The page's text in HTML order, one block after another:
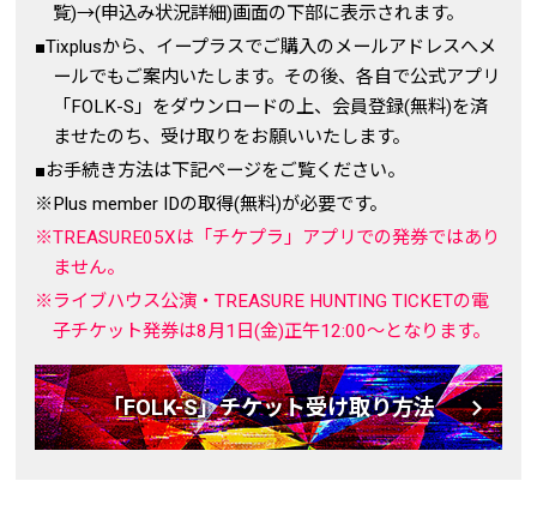
覧)→(申込み状況詳細)画面の下部に表示されます。
■Tixplusから、イープラスでご購入のメールアドレスへメ
ールでもご案内いたします。その後、各自で公式アプリ
「FOLK-S」をダウンロードの上、会員登録(無料)を済
ませたのち、受け取りをお願いいたします。
■お手続き方法は下記ページをご覧ください。
※Plus member IDの取得(無料)が必要です。
※TREASURE05Xは「チケプラ」アプリでの発券ではあり
ません。
※ライブハウス公演・TREASURE HUNTING TICKETの電
子チケット発券は8月1日(金)正午12:00～となります。
「FOLK-S」チケット受け取り方法